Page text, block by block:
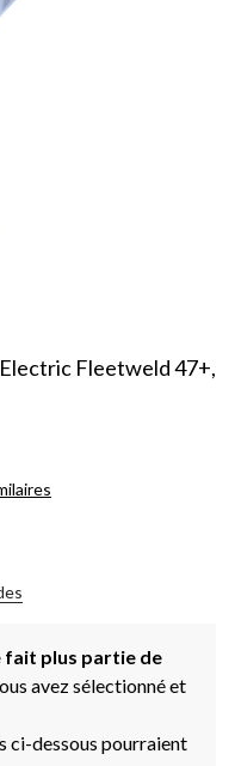
Fleetweld 47+,
fait plus partie de
avez sélectionné et
ci-dessous pourraient